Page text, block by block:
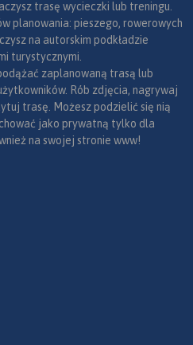
trasę wycieczki lub treningu.
planowania: pieszego, rowerowych
na autorskim podkładzie
turystycznymi.
zaplanowaną trasą lub
Rób zdjęcia, nagrywaj
trasę. Możesz podzielić się nią
jako prywatną tylko dla
na swojej stronie www!